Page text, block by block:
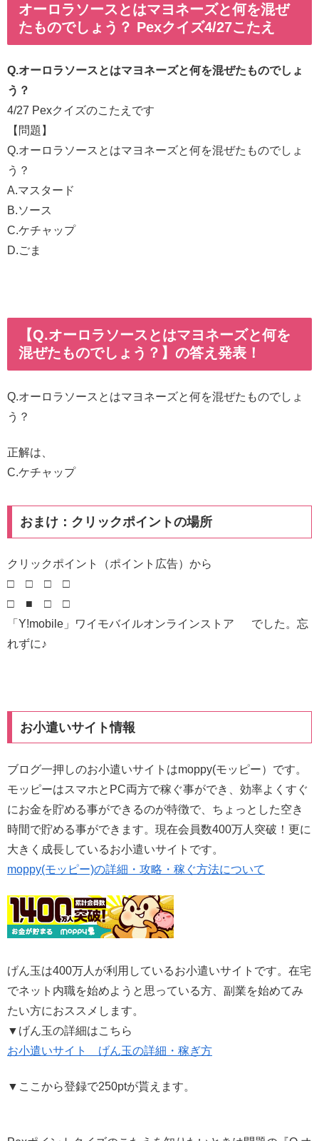
オーロラソースとはマヨネーズと何を混ぜ
たものでしょう？ Pexクイズ4/27こたえ
Q.オーロラソースとはマヨネーズと何を混ぜたものでしょ
う？
4/27 Pexクイズのこたえです
【問題】
Q.オーロラソースとはマヨネーズと何を混ぜたものでしょ
う？
A.マスタード
B.ソース
C.ケチャップ
D.ごま
【Q.オーロラソースとはマヨネーズと何を
混ぜたものでしょう？】の答え発表！
Q.オーロラソースとはマヨネーズと何を混ぜたものでしょ
う？
正解は、
C.ケチャップ
おまけ：クリックポイントの場所
クリックポイント（ポイント広告）から
□ □ □ □
□ ■ □ □
「Y!mobile」ワイモバイルオンラインストア でした。忘
れずに♪
お小遣いサイト情報
ブログ一押しのお小遣いサイトはmoppy(モッピー）です。
モッピーはスマホとPC両方で稼ぐ事ができ、効率よくすぐ
にお金を貯める事ができるのが特徴で、ちょっとした空き
時間で貯める事ができます。現在会員数400万人突破！更に
大きく成長しているお小遣いサイトです。
moppy(モッピー)の詳細・攻略・稼ぐ方法について
げん玉は400万人が利用しているお小遣いサイトです。在宅
でネット内職を始めようと思っている方、副業を始めてみ
たい方におススメします。
▼げん玉の詳細はこちら
お小遣いサイト げん玉の詳細・稼ぎ方
▼ここから登録で250ptが貰えます。